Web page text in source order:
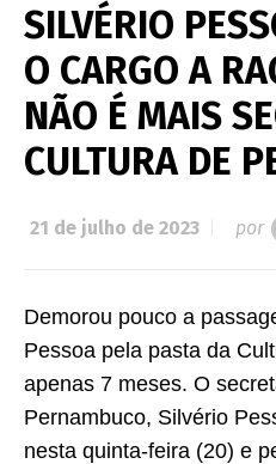
SILVÉRIO
O CARGO A
NÃO É MAIS
CULTURA DE
21 de julho de 2023 por
Demorou pouco a
Pessoa pela pasta da
apenas 7 meses. O
Pernambuco, Silvério
nesta quinta-feira (20) e